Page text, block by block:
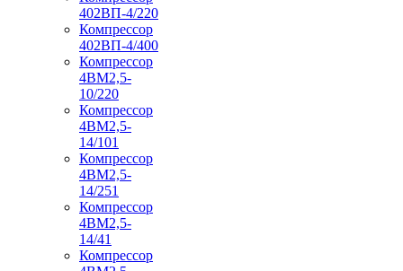
402ВП-4/220
Компрессор
402ВП-4/400
Компрессор
4ВМ2,5-
10/220
Компрессор
4ВМ2,5-
14/101
Компрессор
4ВМ2,5-
14/251
Компрессор
4ВМ2,5-
14/41
Компрессор